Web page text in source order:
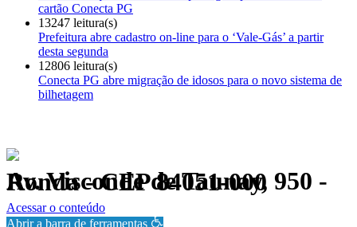
cartão Conecta PG
13247 leitura(s)
Prefeitura abre cadastro on-line para o ‘Vale-Gás’ a partir
desta segunda
12806 leitura(s)
Conecta PG abre migração de idosos para o novo sistema de
bilhetagem
Av. Visconde de Taunay, 950 - Ronda - CEP 84051-000
Política de Privacidade.
Acessar o conteúdo
Abrir a barra de ferramentas